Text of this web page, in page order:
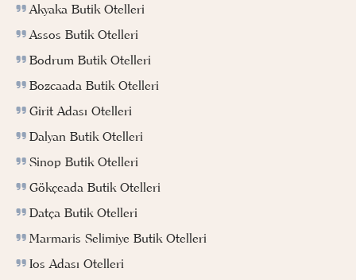
Akyaka Butik Otelleri
Assos Butik Otelleri
Bodrum Butik Otelleri
Bozcaada Butik Otelleri
Girit Adası Otelleri
Dalyan Butik Otelleri
Sinop Butik Otelleri
Gökçeada Butik Otelleri
Datça Butik Otelleri
Marmaris Selimiye Butik Otelleri
Ios Adası Otelleri